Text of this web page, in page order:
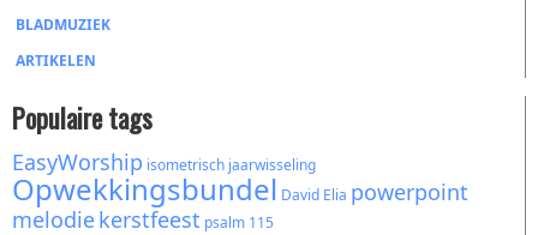
BLADMUZIEK
ARTIKELEN
Populaire tags
EasyWorship isometrisch jaarwisseling
Opwekkingsbundel David Elia powerpoint
melodiekerstfeest psalm 115